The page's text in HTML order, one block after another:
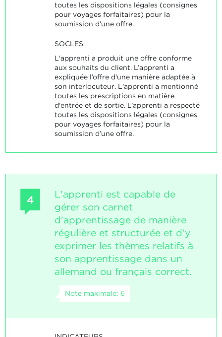
toutes les dispositions légales (consignes
pour voyages forfaitaires) pour la
soumission d’une offre.
SOCLES
L'apprenti a produit une offre conforme
aux souhaits du client. L’apprenti a
expliquée l’offre d'une manière adaptée à
son interlocuteur. L'apprenti a mentionné
toutes les prescriptions en matière
d'entrée et de sortie. L’apprenti a respecté
toutes les dispositions légales (consignes
pour voyages forfaitaires) pour la
soumission d’une offre.
4
L'apprenti est capable de
gérer son carnet
d’apprentissage de manière
régulière et structurée et d’y
exprimer les thèmes relatifs à
son apprentissage dans un
allemand ou français correct.
Note maximale: 6